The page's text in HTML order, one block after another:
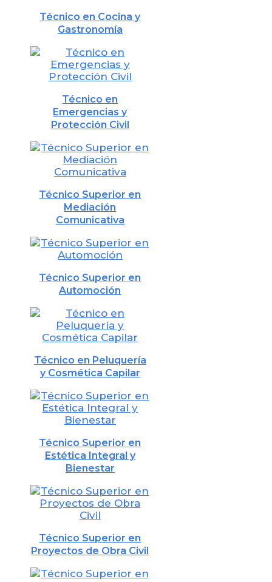
Técnico en Cocina y
Gastronomía
Técnico en
Emergencias y
Protección Civil
Técnico Superior en
Mediación
Comunicativa
Técnico Superior en
Automoción
Técnico en Peluquería
y Cosmética Capilar
Técnico Superior en
Estética Integral y
Bienestar
Técnico Superior en
Proyectos de Obra Civil